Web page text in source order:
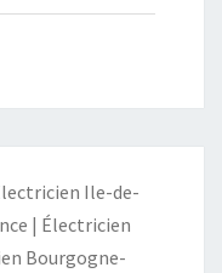
Ile-de-
| Électricien
Bourgogne-